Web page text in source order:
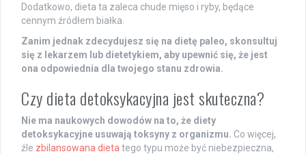
Dodatkowo, dieta ta zaleca chude mięso i ryby, będące
cennym źródłem białka.
Zanim jednak zdecydujesz się na dietę paleo, skonsultuj
się z lekarzem lub dietetykiem, aby upewnić się, że jest
ona odpowiednia dla twojego stanu zdrowia.
Czy dieta detoksykacyjna jest skuteczna?
Nie ma naukowych dowodów na to, że diety
detoksykacyjne usuwają toksyny z organizmu. Co więcej,
źle zbilansowana dieta tego typu może być niebezpieczna,